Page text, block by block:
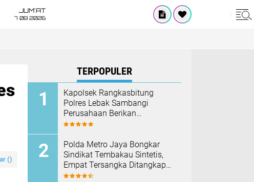
JUM'AT
7 08 2026
()
TERPOPULER
Kapolsek Rangkasbitung
Polres Lebak Sambangi
Perusahaan Berikan
Himbauan Cegah Kebakaran
‎Polda Metro Jaya Bongkar
Sindikat Tembakau Sintetis,
Empat Tersangka Ditangkap
dan Hampir Satu Kilogram